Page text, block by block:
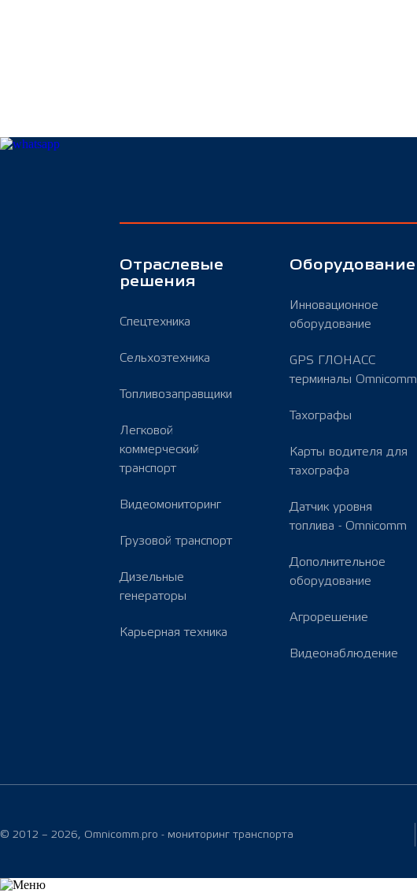
Отраслевые
решения
Спецтехника
Сельхозтехника
Топливозаправщики
Легковой
коммерческий
транспорт
Видеомониторинг
Грузовой транспорт
Дизельные
генераторы
Карьерная техника
Оборудование
Инновационное
оборудование
GPS ГЛОНАСС
терминалы Omnicomm
Тахографы
Карты водителя для
тахографа
Датчик уровня
топлива - Omnicomm
Дополнительное
оборудование
Агрорешение
Видеонаблюдение
© 2012 – 2026, Omnicomm.pro - мониторинг транспорта